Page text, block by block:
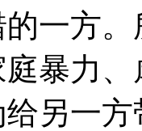
一方
暴力
另一